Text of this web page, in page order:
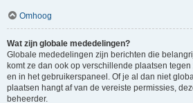
Omhoog
Wat zijn globale mededelingen?
Globale mededelingen zijn berichten die
komt ze dan ook op verschillende plaatsen
en in het gebruikerspaneel. Of je al dan niet
plaatsen hangt af van de vereiste permissies,
beheerder.